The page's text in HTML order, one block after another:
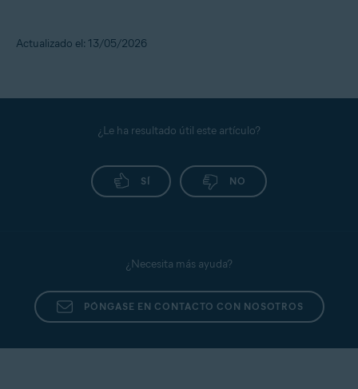
Actualizado el: 13/05/2026
¿Le ha resultado útil este artículo?
SÍ NO
¿Necesita más ayuda?
PÓNGASE EN CONTACTO CON NOSOTROS